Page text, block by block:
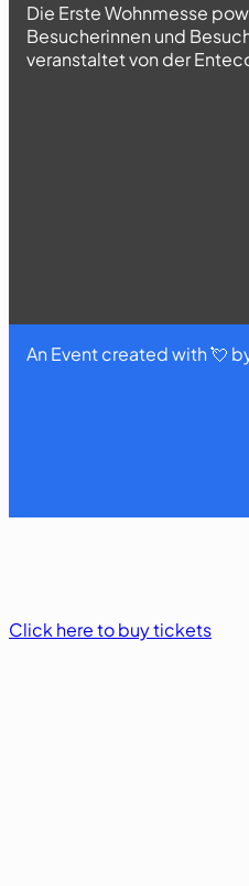
Die Erste Wohnmesse
Besucherinnen und
veranstaltet von der
An Event created with 💘
Click here to buy tickets